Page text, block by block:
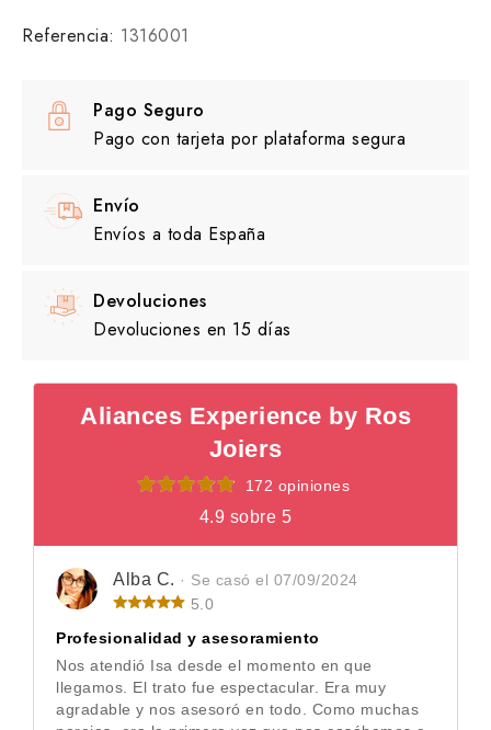
Referencia: 1316001
Pago Seguro
Pago con tarjeta por plataforma segura
Envío
Envíos a toda España
Devoluciones
Devoluciones en 15 días
Aliances Experience by Ros
Joiers
172 opiniones
4.9 sobre 5
Alba C. · Se casó el 07/09/2024
5.0
Profesionalidad y asesoramiento
Nos atendió Isa desde el momento en que
llegamos. El trato fue espectacular. Era muy
agradable y nos asesoró en todo. Como muchas